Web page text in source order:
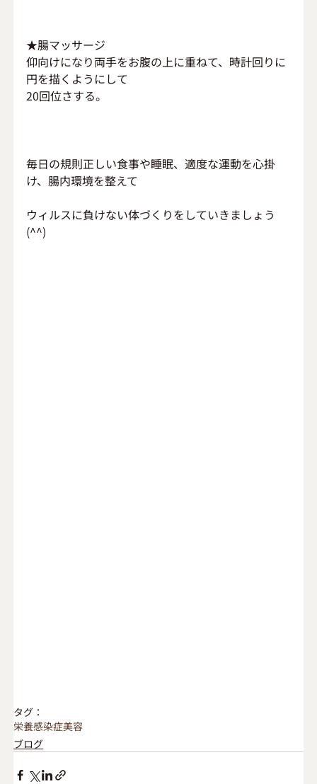
★腸マッサージ
仰向けになり両手をお腹の上に重ねて、時計回りに
円を描くようにして
20回位さする。
毎日の規則正しい食事や睡眠、適度な運動を心掛
け、腸内環境を整えて
ウィルスに負けない体づくりをしていきましょう
(^^)
タグ：
栄養感染症美容
ブログ